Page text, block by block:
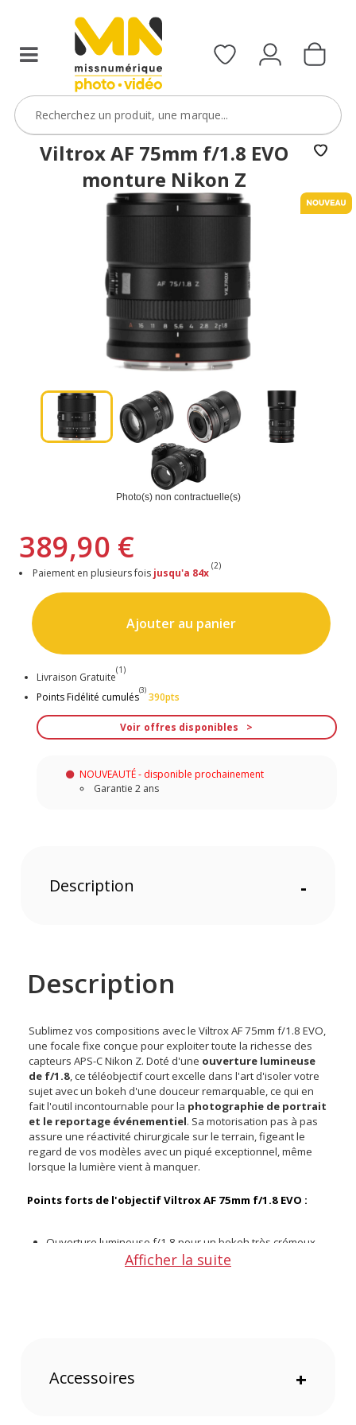
le
ObjectifFiltre5
VOIR L'OFFRE
Viltrox AF 75mm f/1.8 EVO
monture Nikon Z
Photo(s) non contractuelle(s)
389,90 €
Paiement en plusieurs fois jusqu'a 84x
(2)
Ajouter au panier
Livraison Gratuite
(1)
Points Fidélité cumulés
(3)
390pts
Voir offres disponibles
NOUVEAUTÉ - disponible prochainement
Garantie 2 ans
Description -
Description
Sublimez vos compositions avec le Viltrox AF 75mm f/1.8 EVO,
une focale fixe conçue pour exploiter toute la richesse des
capteurs APS-C Nikon Z. Doté d'une ouverture lumineuse
de f/1.8, ce téléobjectif court excelle dans l'art d'isoler votre
sujet avec un bokeh d'une douceur remarquable, ce qui en
fait l'outil incontournable pour la photographie de portrait
et le reportage événementiel. Sa motorisation pas à pas
assure une réactivité chirurgicale sur le terrain, figeant le
regard de vos modèles avec un piqué exceptionnel, même
lorsque la lumière vient à manquer.
Points forts de l'objectif Viltrox AF 75mm f/1.8 EVO :
Ouverture lumineuse f/1.8 pour un bokeh très crémeux
Focale de 75mm idéale pour les portraits saisissants
Afficher la suite
Accessoires +